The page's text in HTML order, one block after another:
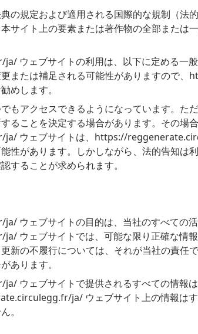
の規定および適用される国際的な規制（法
サイト上の要素または著作物の全部または
ウェブサイトの利用は、以下に定める一般
更または補足される可能性がありますので
めします。
もアクセスできるようになっています。
ることを決定する場合があります。その場
ウェブサイトは、https://
性があります。しかしながら、法的告知は
することが求められます。
ウェブサイトの目的は、当社のすべての活
ウェブサイトでは、可能な限り正確な情
新の不履行については、それが当社の責任
あります。
ウェブサイトで提供されるすべての情報は
ja/ ウェブサイト上の情報は
。